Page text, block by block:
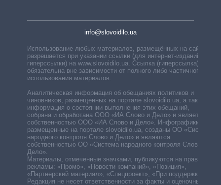
info@slovoidilo.ua
Использование любых материалов, размещённых на сайте,
разрешается при указании ссылки (для интернет-изданий —
гиперссылки) на www.slovoidilo.ua. Ссылка (гиперссылка)
обязательна вне зависимости от полного либо частичного
использования материалов.
Аналитическая информация об обещаниях политиков и
чиновников, размещенных на портале slovoidilo.ua, а также
информация о состоянии выполнения этих обещаний,
собрана и обработана ООО «ИА Слово и Дело» и является
собственностью ООО «ИА Слово и Дело». Инфографики,
размещенные на портале slovoidilo.ua, созданы ОО «Система
народного контроля Слово и Дело» и являются
собственностью ОО «Система народного контроля Слово и
Дело».
Материалы, отмеченные значками, публикуются на правах
рекламы: «Промо», «Новости компаний», «Позиция»,
«Партнерский материал», «Спецпроект», «При поддержке».
Редакция не несет ответственности за факты и оценочные